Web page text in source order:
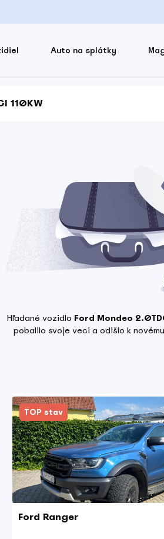
Auto na splátky
110KW
Hľadané vozidlo Ford Mondeo
pobalilo svoje veci a odišlo k
TOP stav
Ford Ranger